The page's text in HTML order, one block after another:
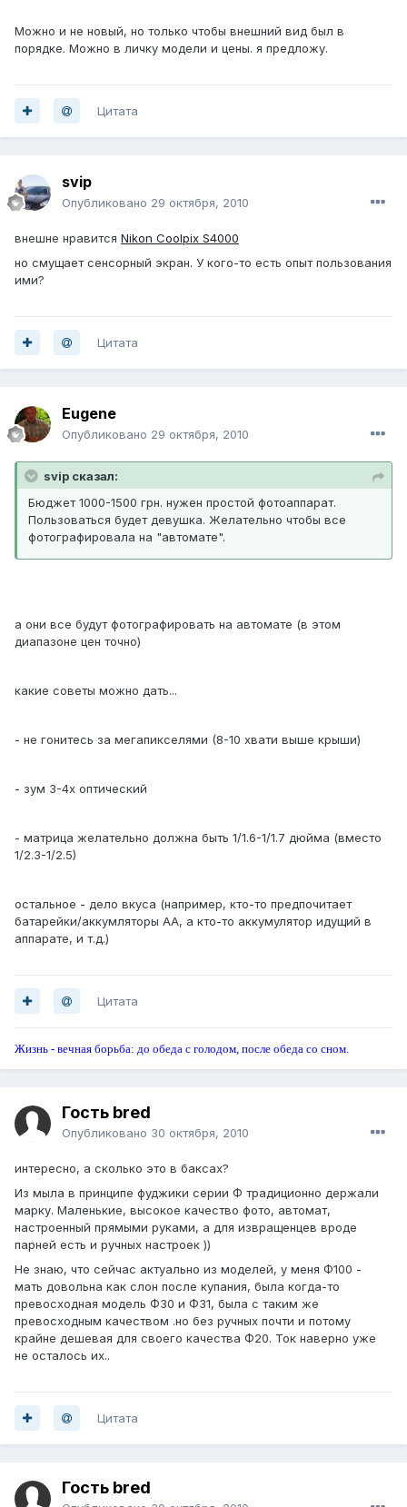
Можно и не новый, но только чтобы внешний вид был в
порядке. Можно в личку модели и цены. я предложу.
Цитата
svip
Опубликовано 29 октября, 2010
внешне нравится Nikon Coolpix S4000
но смущает сенсорный экран. У кого-то есть опыт пользования
ими?
Цитата
Eugene
Опубликовано 29 октября, 2010
svip сказал:
Бюджет 1000-1500 грн. нужен простой фотоаппарат.
Пользоваться будет девушка. Желательно чтобы все
фотографировала на "автомате".
а они все будут фотографировать на автомате (в этом
диапазоне цен точно)
какие советы можно дать...
- не гонитесь за мегапикселями (8-10 хвати выше крыши)
- зум 3-4х оптический
- матрица желательно должна быть 1/1.6-1/1.7 дюйма (вместо
1/2.3-1/2.5)
остальное - дело вкуса (например, кто-то предпочитает
батарейки/аккумляторы AA, а кто-то аккумулятор идущий в
аппарате, и т.д.)
Цитата
Жизнь - вечная борьба: до обеда с голодом, после обеда со сном.
Гость bred
Опубликовано 30 октября, 2010
интересно, а сколько это в баксах?
Из мыла в принципе фуджики серии Ф традиционно держали
марку. Маленькие, высокое качество фото, автомат,
настроенный прямыми руками, а для извращенцев вроде
парней есть и ручных настроек ))
Не знаю, что сейчас актуально из моделей, у меня Ф100 -
мать довольна как слон после купания, была когда-то
превосходная модель Ф30 и Ф31, была с таким же
превосходным качеством .но без ручных почти и потому
крайне дешевая для своего качества Ф20. Ток наверно уже
не осталось их..
Цитата
Гость bred